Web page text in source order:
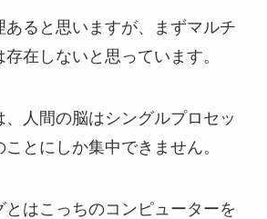
ると思いますが、まずマルチ
在しないと思っています。
人間の脳はシングルプロセッ
とにしか集中できません。
とはこっちのコンピューターを